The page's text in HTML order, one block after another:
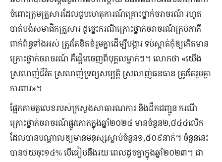
ចំពោះក្រុមគ្រួសារដែលជួបហេតុការណ៍គ្រោះថ្នាក់ចរាចរណ៍ រហូត
បាត់បង់សមាជិកគ្រួសារ ដូច្នេះករណីគ្រោះថ្នាក់ចរាចរណ៍គ្រប់ភាគី
ពាក់ព័ន្ធទាំងអស់ ត្រូវតែខិតខំរួមគ្នាដើម្បីបង្ការ ទប់ស្កាត់កុំឲ្យកើតមាន
គ្រោះថ្នាក់ចរាចរណ៍ គឺផ្ដើមចេញពីបុគ្គលម្នាក់ៗ។ លោកថា «យើង
ស្រលាញ់ជីវិត ស្រលាញ់ទ្រព្យសម្បត្តិ ស្រលាញ់ធនធាន ត្រូវតែរួមគ្នា
ការពារ»។
ផ្អែកតាមតួលេខរបស់ក្រសួងសាធារណការ និងដឹកជញ្ជូន ករណី
គ្រោះថ្នាក់ចរាចរណ៍ផ្លូវគោកក្នុងឆ្នាំ២០២៤ មានចំនួន២,៨៤៤លើក
ដែលបានបណ្តាលឲ្យមានមនុស្សស្លាប់ចំនួន១,៥០៩នាក់។ ចំនួននេះ
បានថយចុះ១៤% បើធៀបនឹងរយៈពេលដូចគ្នាក្នុងឆ្នាំ២០២៣។ ជា